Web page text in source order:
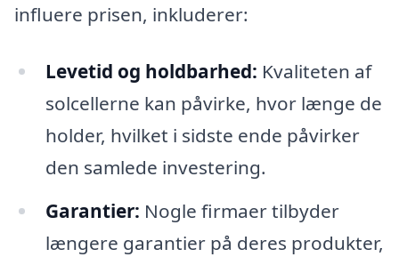
influere prisen, inkluderer:
Levetid og holdbarhed: Kvaliteten af
solcellerne kan påvirke, hvor længe de
holder, hvilket i sidste ende påvirker
den samlede investering.
Garantier: Nogle firmaer tilbyder
længere garantier på deres produkter,